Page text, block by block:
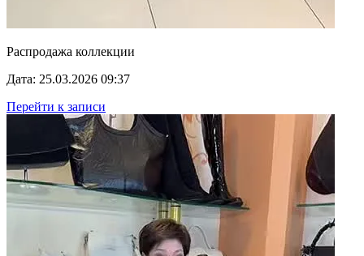
Распродажа коллекции
Дата: 25.03.2026 09:37
Перейти к записи